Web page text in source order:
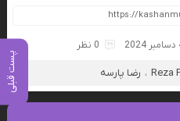
پست قبلی
0 نظر
Reza ، رضا پارسه